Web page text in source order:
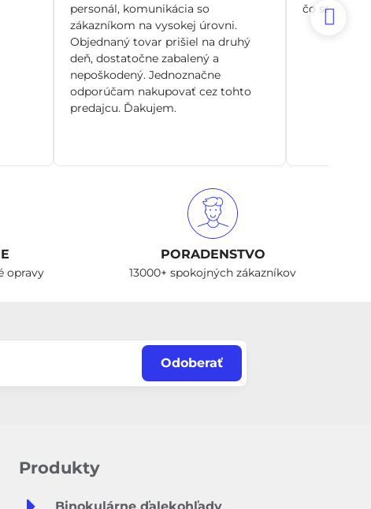
personál, komunikácia so
zákazníkom na vysokej úrovni.
Objednaný tovar prišiel na druhý
deň, dostatočne zabalený a
nepoškodený. Jednoznačne
odporúčam nakupovať cez tohto
predajcu. Ďakujem.
čo sa dá.
opravy
PORADENSTVO
13000+ spokojných zákazníkov
Odoberať
Produkty
Binokulárne ďalekohľady